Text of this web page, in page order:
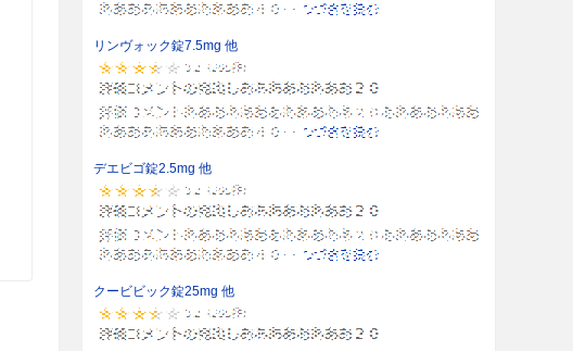
リンヴォック錠7.5mg 他
デエビゴ錠2.5mg 他
クービビック錠25mg 他